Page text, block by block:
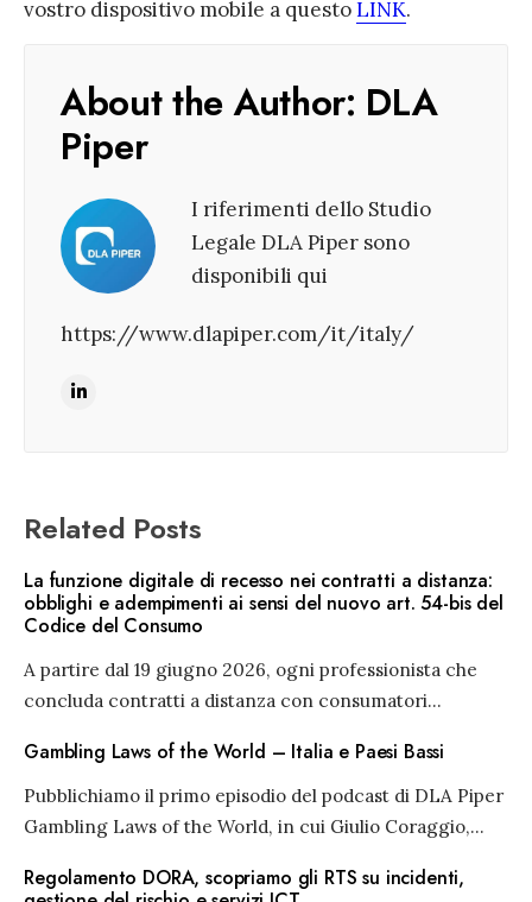
vostro dispositivo mobile a questoLINK.
About the Author: DLA
Piper
I riferimenti dello Studio
Legale DLA Piper sono
disponibili qui
https://www.dlapiper.com/it/italy/
Related Posts
La funzione digitale di recesso nei contratti a distanza:
obblighi e adempimenti ai sensi del nuovo art. 54-bis del
Codice del Consumo
A partire dal 19 giugno 2026, ogni professionista che
concluda contratti a distanza con consumatori...
Gambling Laws of the World – Italia e Paesi Bassi
Pubblichiamo il primo episodio del podcast di DLA Piper
Gambling Laws of the World, in cui Giulio Coraggio,...
Regolamento DORA, scopriamo gli RTS su incidenti,